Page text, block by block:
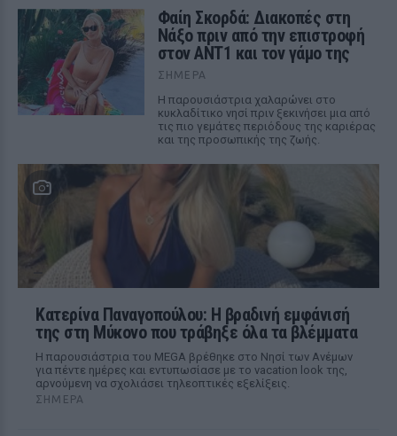
Φαίη Σκορδά: Διακοπές στη
Νάξο πριν από την επιστροφή
στον ΑΝΤ1 και τον γάμο της
ΣΉΜΕΡΑ
Η παρουσιάστρια χαλαρώνει στο
κυκλαδίτικο νησί πριν ξεκινήσει μια από
τις πιο γεμάτες περιόδους της καριέρας
και της προσωπικής της ζωής.
Κατερίνα Παναγοπούλου: Η βραδινή εμφάνισή
της στη Μύκονο που τράβηξε όλα τα βλέμματα
Η παρουσιάστρια του MEGA βρέθηκε στο Νησί των Ανέμων
για πέντε ημέρες και εντυπωσίασε με το vacation look της,
αρνούμενη να σχολιάσει τηλεοπτικές εξελίξεις.
ΣΉΜΕΡΑ